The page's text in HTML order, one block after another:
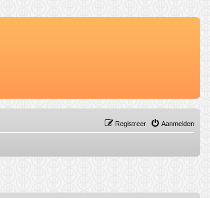
Aanmelden
Registreer